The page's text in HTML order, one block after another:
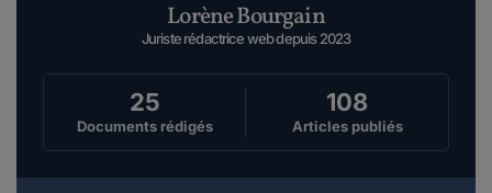
Lorène Bourgain
Juriste rédactrice web depuis 2023
25
Documents rédigés
108
Articles publiés